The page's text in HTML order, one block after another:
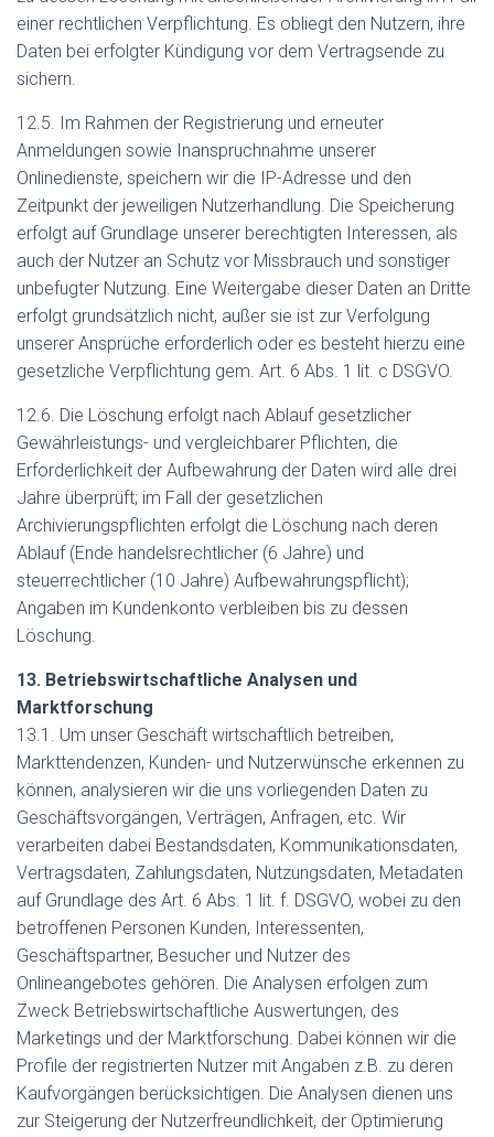
einer rechtlichen Verpflichtung. Es obliegt den Nutzern, ihre
Daten bei erfolgter Kündigung vor dem Vertragsende zu
sichern.
12.5. Im Rahmen der Registrierung und erneuter
Anmeldungen sowie Inanspruchnahme unserer
Onlinedienste, speichern wir die IP-Adresse und den
Zeitpunkt der jeweiligen Nutzerhandlung. Die Speicherung
erfolgt auf Grundlage unserer berechtigten Interessen, als
auch der Nutzer an Schutz vor Missbrauch und sonstiger
unbefugter Nutzung. Eine Weitergabe dieser Daten an Dritte
erfolgt grundsätzlich nicht, außer sie ist zur Verfolgung
unserer Ansprüche erforderlich oder es besteht hierzu eine
gesetzliche Verpflichtung gem. Art. 6 Abs. 1 lit. c DSGVO.
12.6. Die Löschung erfolgt nach Ablauf gesetzlicher
Gewährleistungs- und vergleichbarer Pflichten, die
Erforderlichkeit der Aufbewahrung der Daten wird alle drei
Jahre überprüft; im Fall der gesetzlichen
Archivierungspflichten erfolgt die Löschung nach deren
Ablauf (Ende handelsrechtlicher (6 Jahre) und
steuerrechtlicher (10 Jahre) Aufbewahrungspflicht);
Angaben im Kundenkonto verbleiben bis zu dessen
Löschung.
13. Betriebswirtschaftliche Analysen und
Marktforschung
13.1. Um unser Geschäft wirtschaftlich betreiben,
Markttendenzen, Kunden- und Nutzerwünsche erkennen zu
können, analysieren wir die uns vorliegenden Daten zu
Geschäftsvorgängen, Verträgen, Anfragen, etc. Wir
verarbeiten dabei Bestandsdaten, Kommunikationsdaten,
Vertragsdaten, Zahlungsdaten, Nutzungsdaten, Metadaten
auf Grundlage des Art. 6 Abs. 1 lit. f. DSGVO, wobei zu den
betroffenen Personen Kunden, Interessenten,
Geschäftspartner, Besucher und Nutzer des
Onlineangebotes gehören. Die Analysen erfolgen zum
Zweck Betriebswirtschaftliche Auswertungen, des
Marketings und der Marktforschung. Dabei können wir die
Profile der registrierten Nutzer mit Angaben z.B. zu deren
Kaufvorgängen berücksichtigen. Die Analysen dienen uns
zur Steigerung der Nutzerfreundlichkeit, der Optimierung